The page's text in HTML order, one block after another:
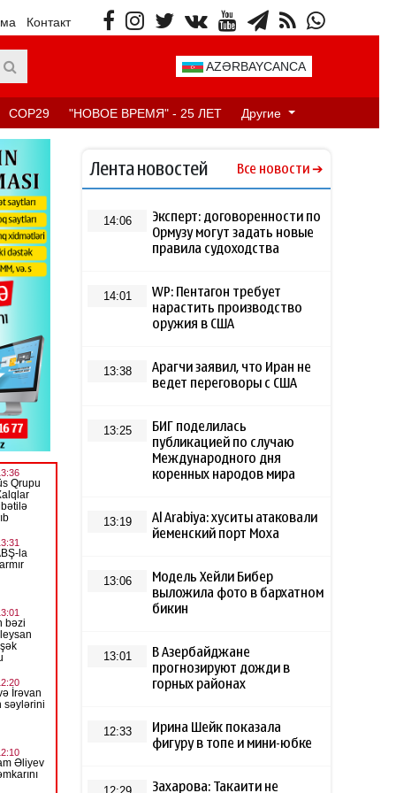
Контакт
AZƏRBAYCANCA
COP29 "НОВОЕ ВРЕМЯ" - 25 ЛЕТ Другие
Лента новостей Все новости
14:06
Эксперт: договоренности по
Ормузу могут задать новые
правила судоходства
14:01
WP: Пентагон требует
нарастить производство
оружия в США
13:38
Арагчи заявил, что Иран не
ведет переговоры с США
13:25
БИГ поделилась
публикацией по случаю
Международного дня
коренных народов мира
13:19
Al Arabiya: хуситы атаковали
йеменский порт Моха
13:06
Модель Хейли Бибер
выложила фото в бархатном
бикин
13:01
В Азербайджане
прогнозируют дожди в
горных районах
12:33
Ирина Шейк показала
фигуру в топе и мини-юбке
Захарова: Такаити не